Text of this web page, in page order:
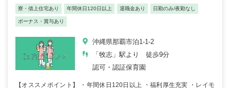
寮・借上住宅あり 年間休日120日以上 退職金あり 日勤のみ/夜勤なし
ボーナス・賞与あり
沖縄県那覇市泊1-1-2
「牧志」駅より 徒歩9分
認可・認証保育園
【オススメポイント】 ・年間休日120日以上 ・福利厚生充実 ・レイモ